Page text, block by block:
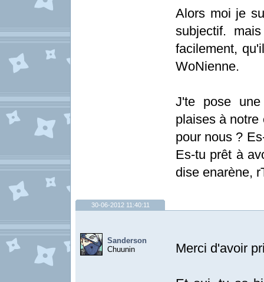
Alors moi je
subjectif.
facilement,
WoNienne.
J'te pose
plaises à notre
pour nous ?
Es-tu prêt à
dise enarène,
30-06-2012 11:40:11
Sanderson
Chuunin
Merci d'avoir